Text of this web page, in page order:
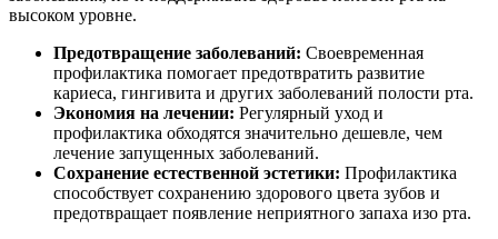
высоком уровне.
Предотвращение заболеваний: Своевременная
профилактика помогает предотвратить развитие
кариеса, гингивита и других заболеваний полости рта.
Экономия на лечении: Регулярный уход и
профилактика обходятся значительно дешевле, чем
лечение запущенных заболеваний.
Сохранение естественной эстетики: Профилактика
способствует сохранению здорового цвета зубов и
предотвращает появление неприятного запаха изо рта.